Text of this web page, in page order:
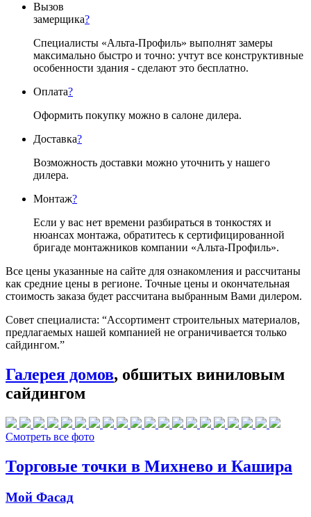
Вызов
замерщика?
Специалисты «Альта-Профиль» выполнят замеры
максимально быстро и точно: учтут все конструктивные
особенности здания - сделают это бесплатно.
Оплата?
Оформить покупку можно в салоне дилера.
Доставка?
Возможность доставки можно уточнить у нашего
дилера.
Монтаж?
Если у вас нет времени разбираться в тонкостях и
нюансах монтажа, обратитесь к сертифицированной
бригаде монтажников компании «Альта-Профиль».
Все цены указанные на сайте для ознакомления и рассчитаны
как средние цены в регионе. Точные цены и окончательная
стоимость заказа будет рассчитана выбранным Вами дилером.
Совет специалиста: “Ассортимент строительных материалов,
предлагаемых нашей компанией не ограничивается только
сайдингом.”
Галерея домов, обшитых виниловым
сайдингом
Смотреть все фото
Торговые точки в Михнево и Кашира
Мой Фасад